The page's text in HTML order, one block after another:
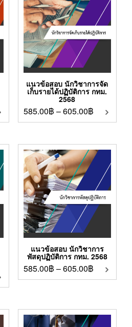
แนวข้อสอบ นักวิชาการจัด
เก็บรายได้ปฏิบัติการ กทม.
2568
585.00฿ –605.00฿
แนวข้อสอบ นักวิชาการ
พัสดุปฏิบัติการ กทม. 2568
585.00฿ –605.00฿